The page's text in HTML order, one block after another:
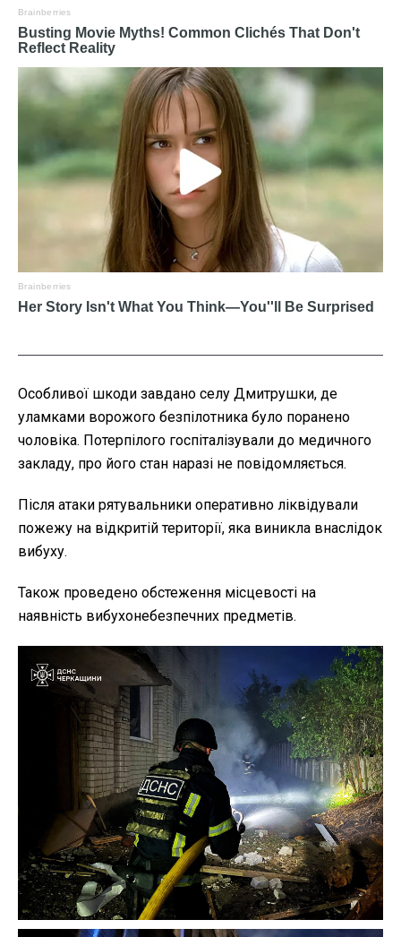
Особливої шкоди завдано селу Дмитрушки, де
уламками ворожого безпілотника було поранено
чоловіка. Потерпілого госпіталізували до медичного
закладу, про його стан наразі не повідомляється.
Після атаки рятувальники оперативно ліквідували
пожежу на відкритій території, яка виникла внаслідок
вибуху.
Також проведено обстеження місцевості на
наявність вибухонебезпечних предметів.